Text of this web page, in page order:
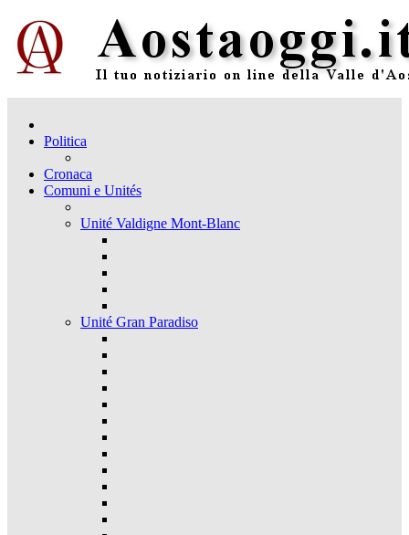
Politica
Cronaca
Comuni e Unités
Unité Valdigne Mont-Blanc
Unité Gran Paradiso